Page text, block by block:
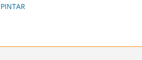
PINTAR